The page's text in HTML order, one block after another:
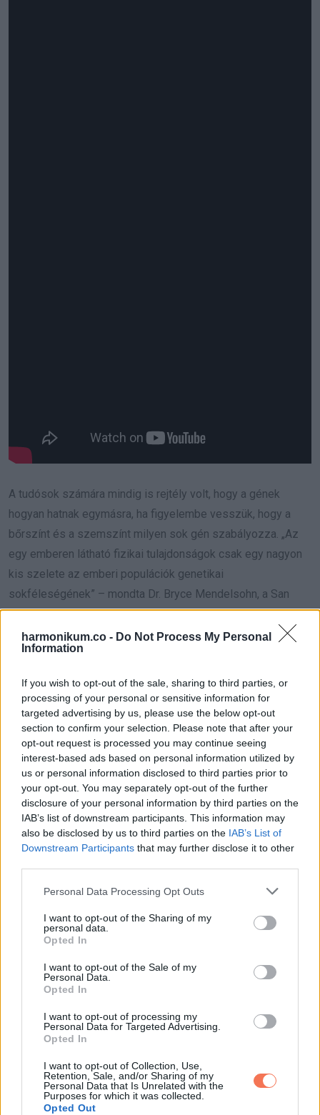
harmonikum.co - Do Not Process My Personal
Information
If you wish to opt-out of the sale, sharing to third parties, or
processing of your personal or sensitive information for
targeted advertising by us, please use the below opt-out
section to confirm your selection. Please note that after your
opt-out request is processed you may continue seeing
interest-based ads based on personal information utilized by
us or personal information disclosed to third parties prior to
your opt-out. You may separately opt-out of the further
disclosure of your personal information by third parties on the
IAB’s list of downstream participants. This information may
also be disclosed by us to third parties on the IAB’s List of
Downstream Participants that may further disclose it to other
Please note that this website/app uses one or more Google
not limited to your visit or usage behaviour. You may click to
grant or deny consent to Google and its third-party tags to
use your data for below specified purposes in below Google
consent section.
Personal Data Processing Opt Outs
I want to opt-out of the Sharing of my
personal data.
Opted In
I want to opt-out of the Sale of my
Personal Data.
Opted In
I want to opt-out of processing my
Personal Data for Targeted Advertising.
Opted In
I want to opt-out of Collection, Use,
Retention, Sale, and/or Sharing of my
Personal Data that Is Unrelated with the
Purposes for which it was collected.
Opted Out
A tudósok számára mindig is rejtély volt, hogy a gének
hogyan hatnak egymásra, ha figyelembe vesszük, hogy a
bőrszínt és a szemszínt milyen sok gén szabályozza. „Az
egy emberen látható fizikai tulajdonságok csak egy nagyon
kis szelete az emberi populációk genetikai
sokféleségének” – mondta Dr. Bryce Mendelsohn, a San
Franciscó-i Kaliforniai Egyetem orvosgenetikusa. „Sokszor
csak arra koncentrálunk, amit a szemünkkel látunk, de amit
látunk, az csak a jéghegy egy aprócska csúcsa a
A bejegyzés megtekintése az Instagramon